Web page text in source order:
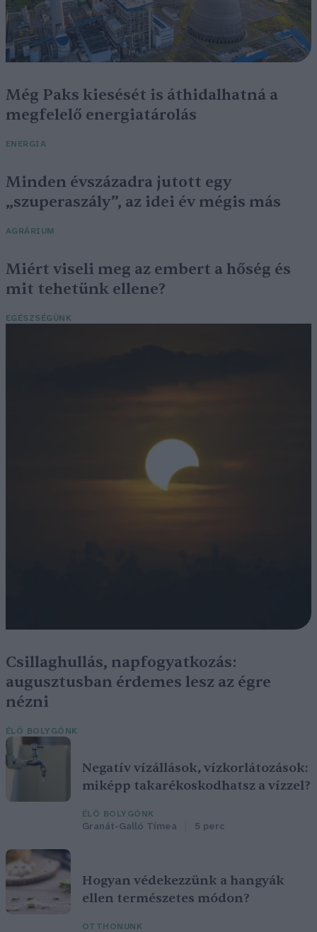
Még Paks kiesését is áthidalhatná a
megfelelő energiatárolás
ENERGIA
Minden évszázadra jutott egy
„szuperaszály”, az idei év mégis más
AGRÁRIUM
Miért viseli meg az embert a hőség és
mit tehetünk ellene?
EGÉSZSÉGÜNK
Csillaghullás, napfogyatkozás:
augusztusban érdemes lesz az égre
nézni
ÉLŐ BOLYGÓNK
Negatív vízállások, vízkorlátozások:
miképp takarékoskodhatsz a vízzel?
ÉLŐ BOLYGÓNK
Granát-Galló Tímea 5 perc
Hogyan védekezzünk a hangyák
ellen természetes módon?
OTTHONUNK